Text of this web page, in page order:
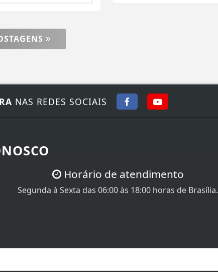
NAS REDES SOCIAIS
Horário de atendimento
Segunda à Sexta das 06:00 às 18:00 horas de Brasília.